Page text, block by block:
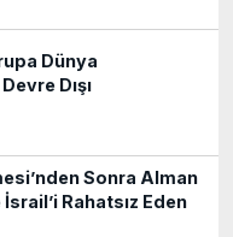
Dünya
Dışı
Sonra Alman
Rahatsız Eden